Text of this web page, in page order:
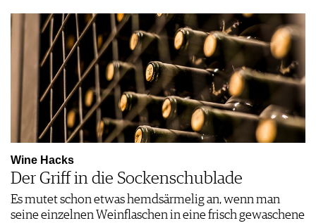
Wine Hacks
Der Griff in die Sockenschublade
Es mutet schon etwas hemdsärmelig an, wenn man
seine einzelnen Weinflaschen in eine frisch gewaschene